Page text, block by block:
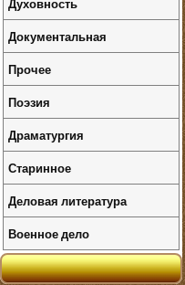
Документальная
Прочее
Поэзия
Драматургия
Старинное
Деловая литература
Военное дело